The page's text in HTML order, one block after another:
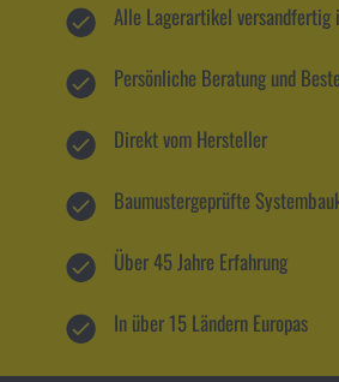
Alle Lagerartikel versandfertig
Persönliche Beratung und
Direkt vom Hersteller
Baumustergeprüfte
Über 45 Jahre Erfahrung
In über 15 Ländern Europas